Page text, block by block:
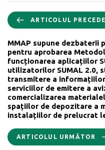
ARTICOLUL
MMAP supune dezbaterii
pentru aprobarea
funcționarea aplicațiilor
utilizatorilor SUMAL 2.0,
transmitere a
serviciilor de emitere a
comercializarea
spațiilor de depozitare a
instalațiilor de prelucrat
ARTICOLUL URMĂTOR